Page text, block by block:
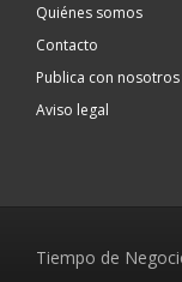
Quiénes somos
Contacto
Publica con nosotros
Aviso legal
Tiempo de